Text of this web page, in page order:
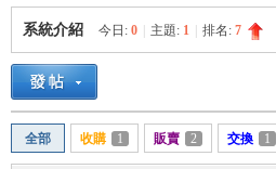
»
系統介紹 今日: 0 主題: 1 排名: 7
全部 收購 1 販賣 2 交換 1